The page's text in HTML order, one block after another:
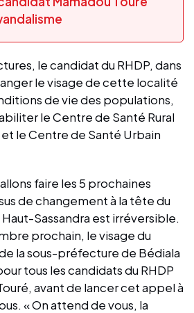
le candidat du RHDP, dans
le visage de cette localité
de vie des populations,
le Centre de Santé Rural
et le Centre de Santé Urbain
faire les 5 prochaines
de changement à la tête du
Sassandra est irréversible.
prochain, le visage du
la sous-préfecture de Bédiala
tous les candidats du RHDP
avant de lancer cet appel à
« On attend de vous, la